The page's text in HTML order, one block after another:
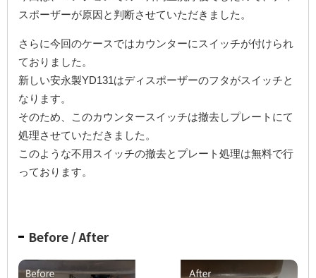
スポーザーが原因と判断させていただきました。
さらに今回のケースではカウンターにスイッチが付けられ
ておりました。
新しい安永製YD131はディスポーザーのフタがスイッチと
なります。
そのため、このカウンタースイッチは撤去しプレートにて
処理させていただきました。
このような不用スイッチの撤去とプレート処理は無料で行
っております。
Before / After